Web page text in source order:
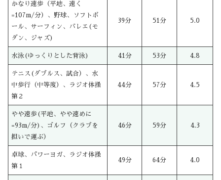
かなり速歩（平地、速く
=107m/分）、野球、ソフトボ
ール、サーフィン、バレエ(モ
ダン、ジャズ)
39分 51分 5.0
水泳(ゆっくりとした背泳) 41分 53分 4.8
テニス(ダブルス、試合）、水
中歩行（中等度）、ラジオ体操
第２
44分 57分 4.5
やや速歩(平地、やや速めに
=93m/分)、ゴルフ（クラブを
担いで運ぶ）
46分 59分 4.3
卓球、パワーヨガ、ラジオ体操
第１
49分 64分 4.0